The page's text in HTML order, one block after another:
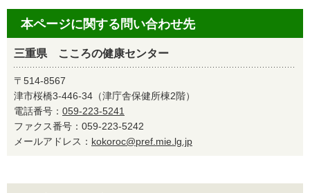
本ページに関する問い合わせ先
三重県 こころの健康センター
〒514-8567
津市桜橋3-446-34（津庁舎保健所棟2階）
電話番号： 059-223-5241
ファクス番号：059-223-5242
メールアドレス： kokoroc@pref.mie.lg.jp